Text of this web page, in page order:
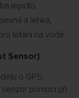
lepidlo,
a lehká,
létání na vodě.
Sensor)
o GPS,
pomoci při